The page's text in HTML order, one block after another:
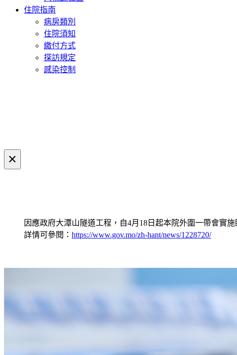
住院指南
病房類別
住院須知
繳付方式
探訪規定
感染控制
×
因應政府大潭山隧道工程，自4月18日起本院外圍一帶會實
詳情可參閱： https://www.gov.mo/zh-hant/news/1228720/